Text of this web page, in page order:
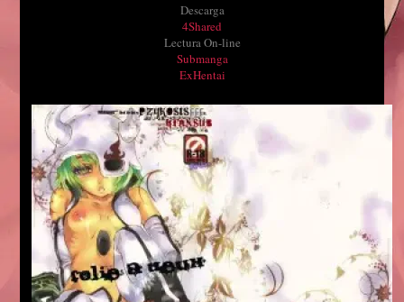
Descarga
4Shared
Lectura On-line
Submanga
ExHentai